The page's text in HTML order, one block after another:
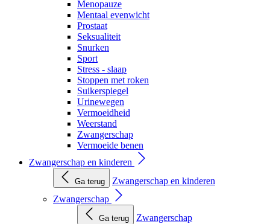
Menopauze
Mentaal evenwicht
Prostaat
Seksualiteit
Snurken
Sport
Stress - slaap
Stoppen met roken
Suikerspiegel
Urinewegen
Vermoeidheid
Weerstand
Zwangerschap
Vermoeide benen
Zwangerschap en kinderen
Ga terug
Zwangerschap en kinderen
Zwangerschap
Ga terug
Zwangerschap